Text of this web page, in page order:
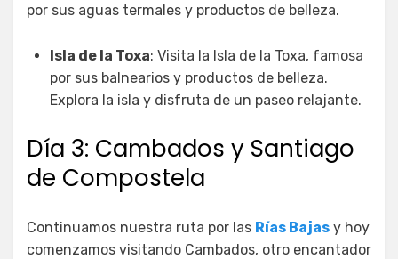
por sus aguas termales y productos de belleza.
Isla de la Toxa: Visita la Isla de la Toxa, famosa
por sus balnearios y productos de belleza.
Explora la isla y disfruta de un paseo relajante.
Día 3: Cambados y Santiago
de Compostela
Continuamos nuestra ruta por las Rías Bajas y hoy
comenzamos visitando Cambados, otro encantador